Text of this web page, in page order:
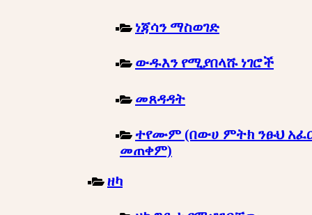
ነጃሳን ማስወገድ
ውዱእን የሚያበላሹ ነገሮች
መጸዳዳት
ተየሙም (በውሀ ምትክ ንፁህ
መጠቀም)
ዘካ